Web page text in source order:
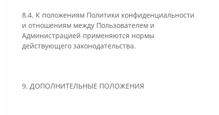
8.4. К положениям Политики конфиденциальности
и отношениям между Пользователем и
Администрацией применяются нормы
действующего законодательства.
9. ДОПОЛНИТЕЛЬНЫЕ ПОЛОЖЕНИЯ